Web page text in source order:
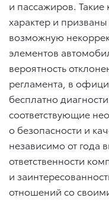
и пассажиров.
характер и
возможную
элементов
вероятность
регламента, в
бесплатно
соответствующие
о безопасности и
независимо от года
ответственности
и
отношений со